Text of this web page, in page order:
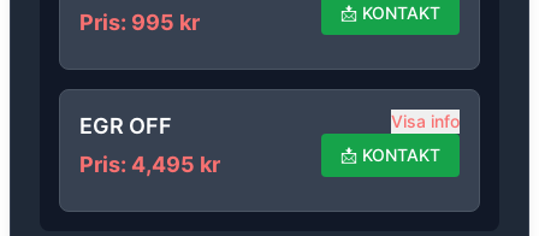
Pris: 995 kr
📩 KONTAKT
EGR OFF
Pris: 4,495 kr
Visa info
📩 KONTAKT